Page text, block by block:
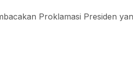
Proklamasi Presiden